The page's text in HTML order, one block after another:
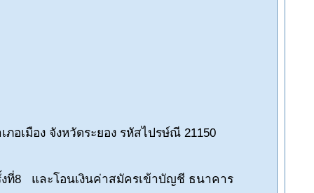
ภอเมือง จังหวัดระยอง รหัสไปรษ์ณี 21150
งที่8 และโอนเงินค่าสมัครเข้าบัญชี ธนาคาร